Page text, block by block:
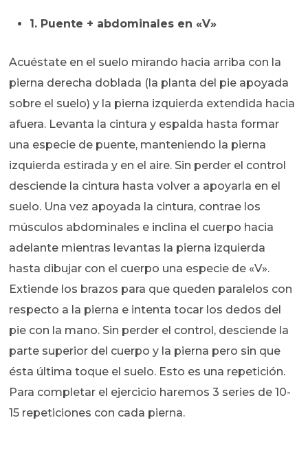
1. Puente + abdominales en «V»
Acuéstate en el suelo mirando hacia arriba con la
pierna derecha doblada (la planta del pie apoyada
sobre el suelo) y la pierna izquierda extendida hacia
afuera. Levanta la cintura y espalda hasta formar
una especie de puente, manteniendo la pierna
izquierda estirada y en el aire. Sin perder el control
desciende la cintura hasta volver a apoyarla en el
suelo. Una vez apoyada la cintura, contrae los
músculos abdominales e inclina el cuerpo hacia
adelante mientras levantas la pierna izquierda
hasta dibujar con el cuerpo una especie de «V».
Extiende los brazos para que queden paralelos con
respecto a la pierna e intenta tocar los dedos del
pie con la mano. Sin perder el control, desciende la
parte superior del cuerpo y la pierna pero sin que
ésta última toque el suelo. Esto es una repetición.
Para completar el ejercicio haremos 3 series de 10-
15 repeticiones con cada pierna.